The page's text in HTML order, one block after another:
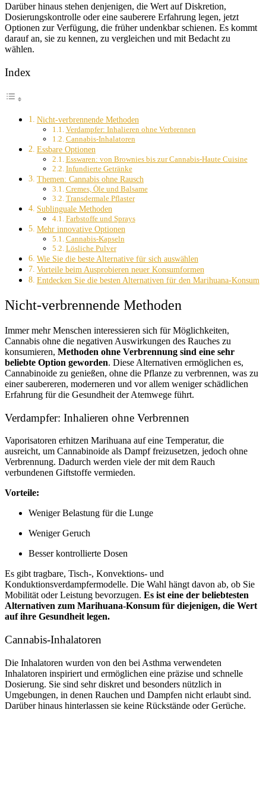
Darüber hinaus stehen denjenigen, die Wert auf Diskretion,
Dosierungskontrolle oder eine sauberere Erfahrung legen, jetzt
Optionen zur Verfügung, die früher undenkbar schienen. Es kommt
darauf an, sie zu kennen, zu vergleichen und mit Bedacht zu
wählen.
Index
Nicht-verbrennende Methoden
Verdampfer: Inhalieren ohne Verbrennen
Cannabis-Inhalatoren
Essbare Optionen
Esswaren: von Brownies bis zur Cannabis-Haute Cuisine
Infundierte Getränke
Themen: Cannabis ohne Rausch
Cremes, Öle und Balsame
Transdermale Pflaster
Sublinguale Methoden
Farbstoffe und Sprays
Mehr innovative Optionen
Cannabis-Kapseln
Lösliche Pulver
Wie Sie die beste Alternative für sich auswählen
Vorteile beim Ausprobieren neuer Konsumformen
Entdecken Sie die besten Alternativen für den Marihuana-Konsum
Nicht-verbrennende Methoden
Immer mehr Menschen interessieren sich für Möglichkeiten,
Cannabis ohne die negativen Auswirkungen des Rauches zu
konsumieren, Methoden ohne Verbrennung sind eine sehr
beliebte Option geworden. Diese Alternativen ermöglichen es,
Cannabinoide zu genießen, ohne die Pflanze zu verbrennen, was zu
einer saubereren, moderneren und vor allem weniger schädlichen
Erfahrung für die Gesundheit der Atemwege führt.
Verdampfer: Inhalieren ohne Verbrennen
Vaporisatoren erhitzen Marihuana auf eine Temperatur, die
ausreicht, um Cannabinoide als Dampf freizusetzen, jedoch ohne
Verbrennung. Dadurch werden viele der mit dem Rauch
verbundenen Giftstoffe vermieden.
Vorteile:
Weniger Belastung für die Lunge
Weniger Geruch
Besser kontrollierte Dosen
Es gibt tragbare, Tisch-, Konvektions- und
Konduktionsverdampfermodelle. Die Wahl hängt davon ab, ob Sie
Mobilität oder Leistung bevorzugen. Es ist eine der beliebtesten
Alternativen zum Marihuana-Konsum für diejenigen, die Wert
auf ihre Gesundheit legen.
Cannabis-Inhalatoren
Die Inhalatoren wurden von den bei Asthma verwendeten
Inhalatoren inspiriert und ermöglichen eine präzise und schnelle
Dosierung. Sie sind sehr diskret und besonders nützlich in
Umgebungen, in denen Rauchen und Dampfen nicht erlaubt sind.
Darüber hinaus hinterlassen sie keine Rückstände oder Gerüche.